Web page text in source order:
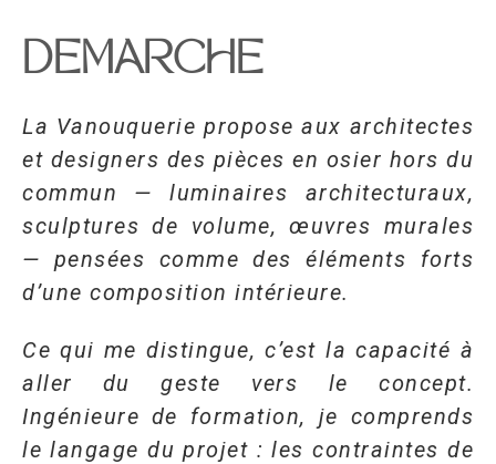
DEMARCHE
La Vanouquerie propose aux architectes
et designers des pièces en osier hors du
commun — luminaires architecturaux,
sculptures de volume, œuvres murales
— pensées comme des éléments forts
d’une composition intérieure.
Ce qui me distingue, c’est la capacité à
aller du geste vers le concept.
Ingénieure de formation, je comprends
le langage du projet : les contraintes de